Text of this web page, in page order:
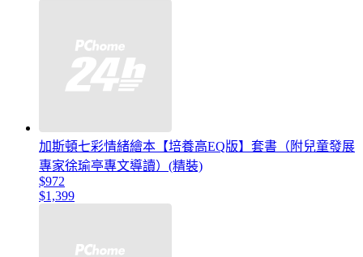
加斯頓七彩情緒繪本【培養高EQ版】套書（附兒童發展
專家徐瑜亭專文導讀）(精裝)
$972
$1,399